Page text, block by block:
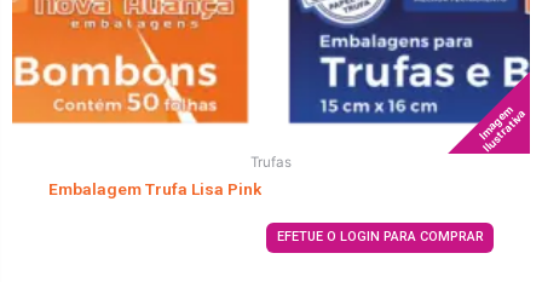
Imagem
Ilustrativa
Trufas
Embalagem Trufa Lisa Pink
EFETUE O LOGIN PARA COMPRAR